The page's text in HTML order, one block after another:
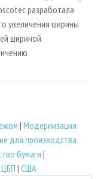
разработала
увеличения ширины
шириной.
| Модернизация
для производства
бумаги |
ЦБП | США